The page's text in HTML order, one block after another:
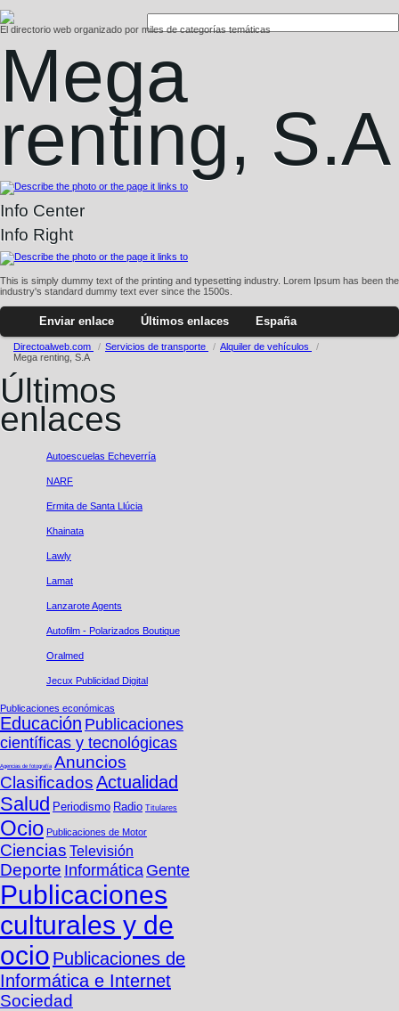
El directorio web organizado por miles de categorías temáticas
Mega
renting, S.A
Info Center
Info Right
This is simply dummy text of the printing and typesetting industry. Lorem Ipsum has been the
industry's standard dummy text ever since the 1500s.
Enviar enlace Últimos enlaces España
Directoalweb.com / Servicios de transporte / Alquiler de vehí­culos
/
Mega renting, S.A
Últimos
enlaces
Autoescuelas Echeverría
NARF
Ermita de Santa Llúcia
Khainata
Lawly
Lamat
Lanzarote​ Agents
Autofilm - Polarizados Boutique
Oralmed
Jecux Publicidad Digital
Publicaciones económicas
Educación Publicaciones
cientí­ficas y tecnológicas
Agencias de fotografí­a Anuncios
ClasificadosActualidad
Salud Periodismo Radio Titulares
Ocio Publicaciones de Motor
Ciencias Televisión
Deporte Informática Gente
Publicaciones
culturales y de
ocio Publicaciones de
Informática e Internet
Sociedad